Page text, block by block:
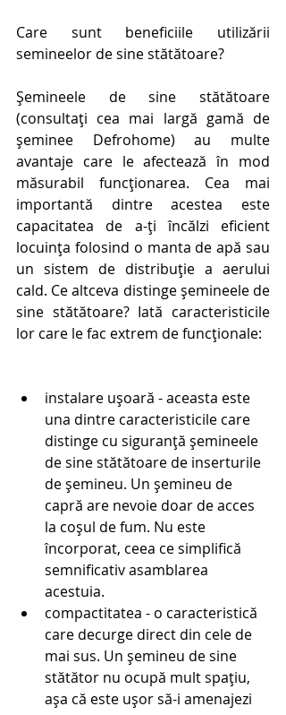
Care sunt beneficiile utilizării
semineelor ​​de sine stătătoare?
Șemineele de sine stătătoare
(consultați cea mai largă gamă de
șeminee Defrohome) au multe
avantaje care le afectează în mod
măsurabil funcționarea. Cea mai
importantă dintre acestea este
capacitatea de a-ți încălzi eficient
locuința folosind o manta de apă sau
un sistem de distribuție a aerului
cald. Ce altceva distinge șemineele de
sine stătătoare? Iată caracteristicile
lor care le fac extrem de funcționale:
instalare ușoară - aceasta este
una dintre caracteristicile care
distinge cu siguranță șemineele
de sine stătătoare de inserturile
de șemineu. Un șemineu de
capră are nevoie doar de acces
la coșul de fum. Nu este
încorporat, ceea ce simplifică
semnificativ asamblarea
acestuia.
compactitatea - o caracteristică
care decurge direct din cele de
mai sus. Un șemineu de sine
stătător nu ocupă mult spațiu,
așa că este ușor să-i amenajezi